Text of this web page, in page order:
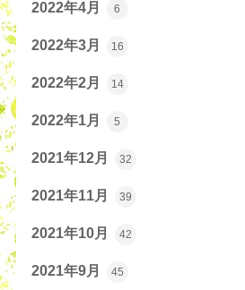
2022年4月 6
2022年3月 16
2022年2月 14
2022年1月 5
2021年12月 32
2021年11月 39
2021年10月 42
2021年9月 45